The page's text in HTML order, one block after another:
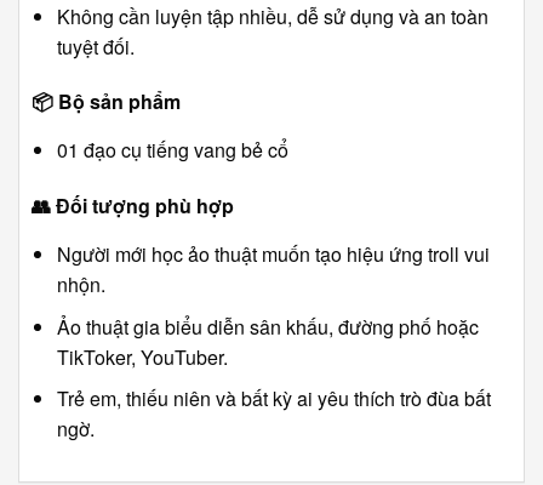
Không cần luyện tập nhiều, dễ sử dụng và an toàn
tuyệt đối.
📦 Bộ sản phẩm
01 đạo cụ tiếng vang bẻ cổ
👥Đối tượng phù hợp
Người mới học ảo thuật muốn tạo hiệu ứng troll vui
nhộn.
Ảo thuật gia biểu diễn sân khấu, đường phố hoặc
TikToker, YouTuber.
Trẻ em, thiếu niên và bất kỳ ai yêu thích trò đùa bất
ngờ.